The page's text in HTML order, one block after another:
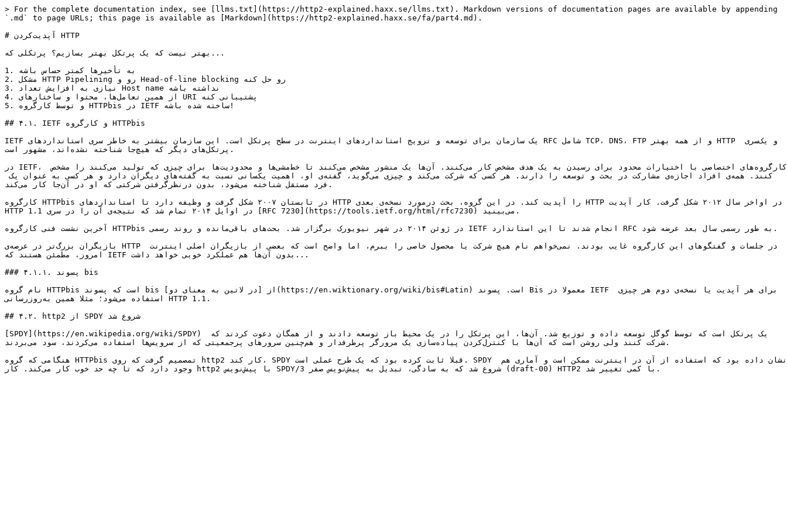
> For the complete documentation index, see [llms.txt](https://http2-explained.haxx.se/llms.txt). Markdown versions of documentation pages are available by appending
`.md` to page URLs; this page is available as [Markdown](https://http2-explained.haxx.se/fa/part4.md).
# آپدیت‌کردن HTTP
بهتر نیست که یک پرتکل بهتر بسازیم؟ پرتکلی که...
1. به تأخیرها کمتر حساس باشه
2. مشکل HTTP Pipelining رو و Head-of-line blocking رو حل کنه
3. نیازی به افزایش تعداد Host name نداشته باشه
4. از همین تعامل‌ها، محتوا و ساختارهای URI پشتیبانی کنه
5. و توسط کارگروه HTTPbis در IETF ساخته شده باشه!
## ۴.۱. IETF و کارگروه HTTPbis
IETF یک سازمان برای توسعه و ترویج استانداردهای اینترنت در سطح پرتکل است. این سازمان بیشتر به خاطر سری استانداردهای RFC شامل TCP، DNS، FTP و از همه بهتر HTTP و یک‌سری
پرتکل‌های دیگر که هیچ‌جا شناخته نشده‌اند، مشهور است.
در IETF، کارگروه‌های اختصاصی با اختیارات محدود برای رسیدن به یک هدف مشخص کار می‌کنند. آن‌ها یک منشور مشخص می‌کنند تا خط‌مشی‌ها و محدودیت‌ها برای چیزی که تولید می‌کنند را مشخص
کنند. همه‌ی افراد اجازه‌ی مشارکت در بحث و توسعه را دارند. هر کسی که شرکت می‌کند و چیزی می‌گوید، گفته‌ی او، اهمیت یکسانی نسبت به گفته‌های دیگران دارد و هر کسی به عنوان یک
فرد مستقل شناخته می‌شود، بدون درنظرگرفتن شرکتی که او در آن‌جا کار می‌کند.
کارگروه HTTPbis در تابستان ۲۰۰۷ شکل گرفت و وظیفه دارد تا استانداردهای HTTP را آپدیت کند. در این گروه، بحث درمورد نسخه‌ی بعدی HTTP در اواخر سال ۲۰۱۲ شکل گرفت. کار آپدیت
HTTP 1.1 در اوایل ۲۰۱۴ تمام شد که نتیجه‌ی آن را در سری [RFC 7230](https://tools.ietf.org/html/rfc7230) می‌بینید.
آخرین نشست فنی کارگروه HTTPbis در ژوئن ۲۰۱۴ در شهر نیویورک برگزار شد. بحث‌های باقی‌مانده و روند رسمی IETF انجام شدند تا این استاندارد RFC به طور رسمی سال بعد عرضه شود.
بازیگران بزرگ‌تر در عرصه‌ی HTTP در جلسات و گفتگوهای این کارگروه غایب بودند. نمی‌خواهم نام هیچ شرکت یا محصول خاصی را ببرم، اما واضح است که بعضی از بازیگران اصلی اینترنت
امروز، مطمئن هستند که IETF بدون آن‌ها هم عملکرد خوبی خواهد داشت...
### ۴.۱.۱. پسوند bis
نام گروه HTTPbis است که پسوند bis از [در لاتین به معنای دو](https://en.wiktionary.org/wiki/bis#Latin) است. پسوند Bis معمولا در IETF برای هر آپدیت یا نسخه‌ی دوم هر چیزی
استفاده می‌شود؛ مثلا همین به‌روز‌رسانی HTTP 1.1.
## ۴.۲. http2 از SPDY شروع شد
[SPDY](https://en.wikipedia.org/wiki/SPDY) یک پرتکل است که توسط گوگل توسعه‌ داده و توزیع شد. آن‌ها، این پرتکل را در یک محیط باز توسعه دادند و از همگان دعوت کردند که
شرکت کنند ولی روشن است که آن‌ها با کنترل‌کردن پیاده‌سازی یک مرورگر پرطرفدار و هم‌چنین سرورهای پرجمعیتی که از سرویس‌ها استفاده می‌کردند، سود می‌بردند.
هنگامی که گروه HTTPbis تمصمیم گرفت که روی http2 کار کند، SPDY قبلا ثابت کرده بود که یک طرح عملی است. SPDY نشان داده بود که استفاده از آن در اینترنت ممکن است و آماری هم